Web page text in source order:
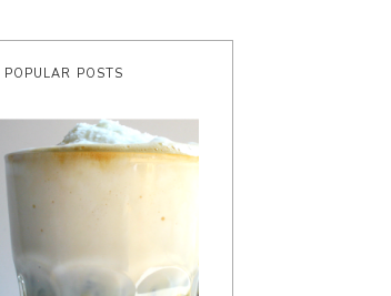
POPULAR POSTS